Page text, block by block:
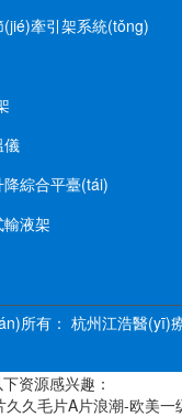
牽引架系統(tǒng)
儀
綜合平臺(tái)
液架
所有： 杭州江浩醫(yī)
资源感兴趣：
久毛片A片浪潮-欧美